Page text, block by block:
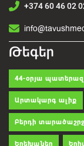
+374 60 46 02
Թեգեր
44-օրյա
Արտակարգ ալիք
Բերդի
Երեխաներ